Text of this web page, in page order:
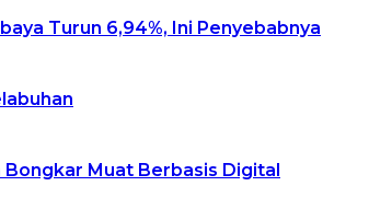
Turun 6,94%, Ini Penyebabnya
Bongkar Muat Berbasis Digital